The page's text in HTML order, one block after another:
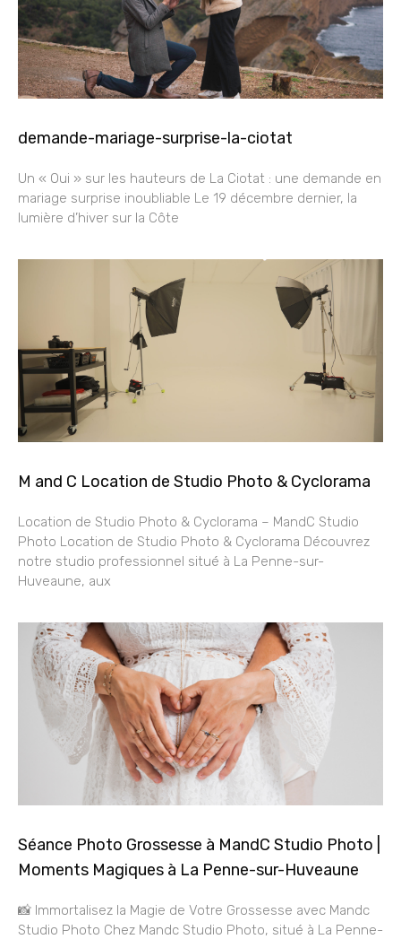
demande-mariage-surprise-la-ciotat
Un « Oui » sur les hauteurs de La Ciotat : une demande en
mariage surprise inoubliable Le 19 décembre dernier, la
lumière d’hiver sur la Côte
M and C Location de Studio Photo & Cyclorama
Location de Studio Photo & Cyclorama – MandC Studio
Photo Location de Studio Photo & Cyclorama Découvrez
notre studio professionnel situé à La Penne-sur-
Huveaune, aux
Séance Photo Grossesse à MandC Studio Photo |
Moments Magiques à La Penne-sur-Huveaune
📸 Immortalisez la Magie de Votre Grossesse avec Mandc
Studio Photo Chez Mandc Studio Photo, situé à La Penne-